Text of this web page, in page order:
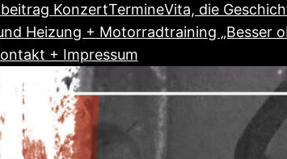
KonzertTermineVita, die
Heizung + Motorradtraining „Besser
+ Impressum